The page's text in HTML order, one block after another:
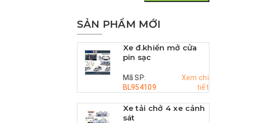
SẢN PHẨM MỚI
Xe đ.khiển mở cửa
pin sạc
Mã SP:
BL954109
Xem chi
tiết
Xe tải chở 4 xe cảnh
sát